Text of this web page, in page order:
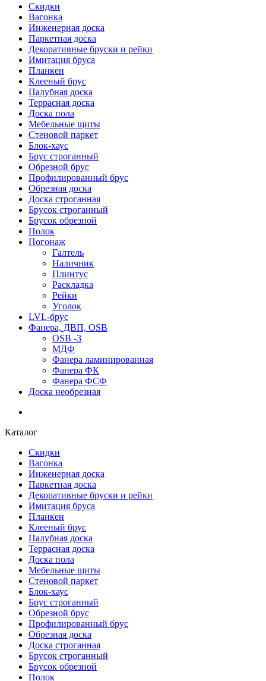
Скидки
Вагонка
Инженерная доска
Паркетная доска
Декоративные бруски и рейки
Имитация бруса
Планкен
Клееный брус
Палубная доска
Террасная доска
Доска пола
Мебельные щиты
Стеновой паркет
Блок-хаус
Брус строганный
Обрезной брус
Профилированный брус
Обрезная доска
Доска строганная
Брусок строганный
Брусок обрезной
Полок
Погонаж
Галтель
Наличник
Плинтус
Раскладка
Рейки
Уголок
LVL-брус
Фанера, ДВП, OSB
OSB -3
МДФ
Фанера ламинированная
Фанера ФК
Фанера ФСФ
Доска необрезная
Каталог
Скидки
Вагонка
Инженерная доска
Паркетная доска
Декоративные бруски и рейки
Имитация бруса
Планкен
Клееный брус
Палубная доска
Террасная доска
Доска пола
Мебельные щиты
Стеновой паркет
Блок-хаус
Брус строганный
Обрезной брус
Профилированный брус
Обрезная доска
Доска строганная
Брусок строганный
Брусок обрезной
Полок